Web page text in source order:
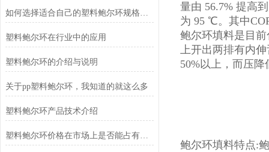
如何选择适合自己的塑料鲍尔环规格和型号？
塑料鲍尔环在行业中的应用
塑料鲍尔环的介绍与说明
关于pp塑料鲍尔环，我知道的就这么多
塑料鲍尔环产品技术介绍
塑料鲍尔环价格在市场上是否能占有一席之地
量由 56.7% 提高
为 95 ℃。其中
鲍尔环填料是目
上开出两排有内
50%以上，而压降
鲍尔环填料特点: